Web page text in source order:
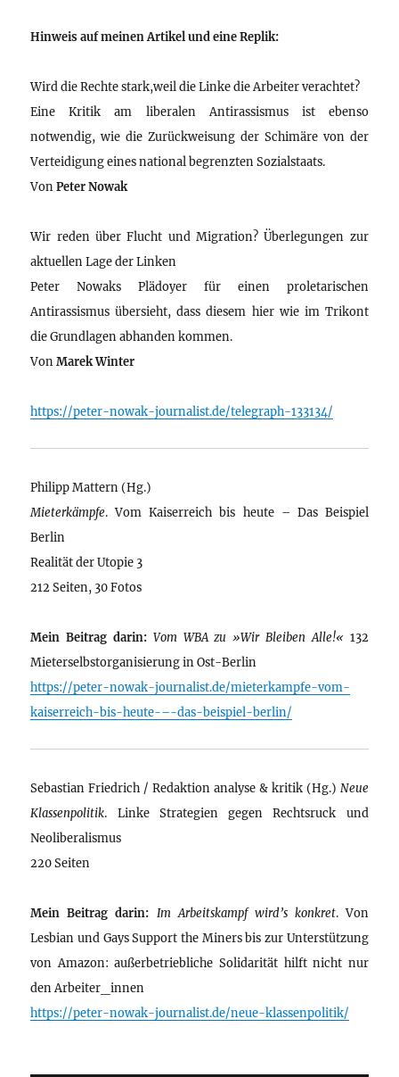
Hinweis auf meinen Artikel und eine Replik:
Wird die Rechte stark,weil die Linke die Arbeiter verachtet?
Eine Kritik am liberalen Antirassismus ist ebenso
notwendig, wie die Zurückweisung der Schimäre von der
Verteidigung eines national begrenzten Sozialstaats.
VonPeter Nowak
Wir reden über Flucht und Migration? Überlegungen zur
aktuellen Lage der Linken
Peter Nowaks Plädoyer für einen proletarischen
Antirassismus übersieht, dass diesem hier wie im Trikont
die Grundlagen abhanden kommen.
VonMarek Winter
https://peter-nowak-journalist.de/telegraph-133134/
Philipp Mattern (Hg.)
Mieterkämpfe. Vom Kaiserreich bis heute – Das Beispiel
Berlin
Realität der Utopie 3
212 Seiten, 30 Fotos
Mein Beitrag darin: Vom WBA zu »Wir Bleiben Alle!« 132
Mieterselbstorganisierung in Ost-Berlin
https://peter-nowak-journalist.de/mieterkampfe-vom-
kaiserreich-bis-heute-–-das-beispiel-berlin/
Sebastian Friedrich / Redaktion analyse & kritik (Hg.) Neue
Klassenpolitik. Linke Strategien gegen Rechtsruck und
Neoliberalismus
220 Seiten
Mein Beitrag darin: Im Arbeitskampf wird’s konkret. Von
Lesbian und Gays Support the Miners bis zur Unterstützung
von Amazon: außerbetriebliche Solidarität hilft nicht nur
den Arbeiter_innen
https://peter-nowak-journalist.de/neue-klassenpolitik/